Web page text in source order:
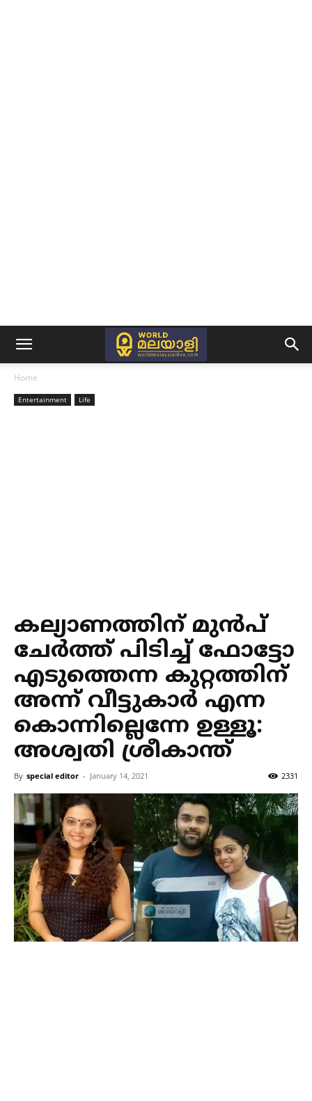
Home
Entertainment Life
കല്യാണത്തിന് മുൻപ്
ചേർത്ത് പിടിച്ച് ഫോട്ടോ
എടുത്തെന്ന കുറ്റത്തിന്
അന്ന് വീട്ടുകാർ എന്ന
കൊന്നില്ലെന്നേ ഉള്ളൂ:
അശ്വതി ശ്രീകാന്ത്
By special editor - January 14, 2021 2331